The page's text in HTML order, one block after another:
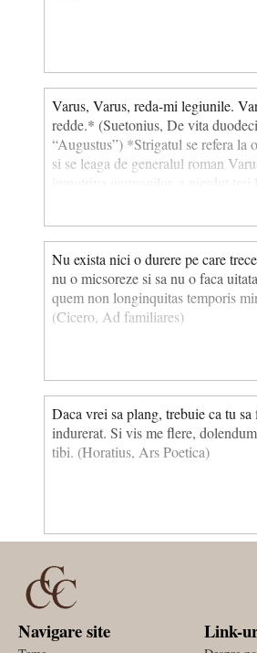
Varus, Varus, reda-mi legiunile.
redde.* (Suetonius, De vita
“Augustus”) *Strigatul se refera la
si se leaga de generalul roman
Nu exista nici o durere pe care
nu o micsoreze si sa nu o faca
quem non longinquitas temporis
(Cicero, Ad familiares)
Daca vrei sa plang, trebuie ca tu
indurerat. Si vis me flere,
tibi. (Horatius, Ars Poetica)
Navigare site Link-